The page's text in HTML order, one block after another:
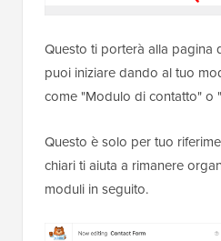
Questo ti porterà alla pagina
puoi iniziare dando al tuo
come "Modulo di contatto" o
Questo è solo per tuo
chiari ti aiuta a rimanere
moduli in seguito.